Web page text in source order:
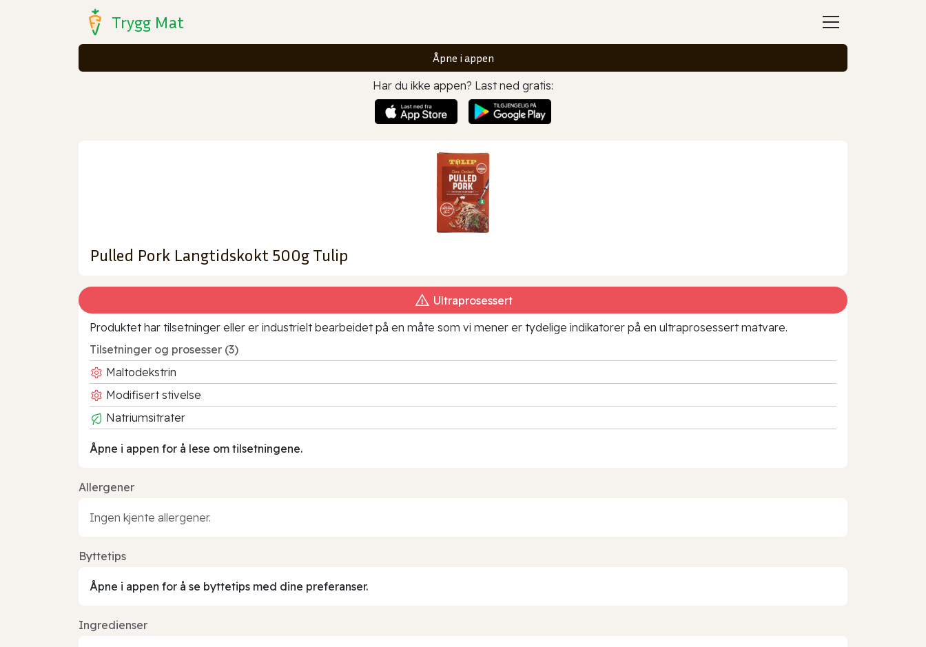
Trygg Mat
Åpne i appen
Har du ikke appen? Last ned gratis:
Pulled Pork Langtidskokt 500g Tulip
Ultraprosessert
Produktet har tilsetninger eller er industrielt bearbeidet på en måte som vi mener er tydelige indikatorer på en ultraprosessert matvare.
Tilsetninger og prosesser (3)
Maltodekstrin
Modifisert stivelse
Natriumsitrater
Åpne i appen for å lese om tilsetningene.
Allergener
Ingen kjente allergener.
Byttetips
Åpne i appen for å se byttetips med dine preferanser.
Ingredienser